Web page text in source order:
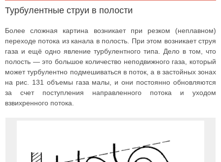
Турбулентные струи в полости
Более сложная картина возникает при резком (неплавном)
переходе потока из канала в полость. При этом возникает струя
газа и ещё одно явление турбулентного типа. Дело в том, что
полость — это большое количество неподвижного газа, который
может турбулентно подмешиваться в поток, а в застойных зонах
на рис. 131 объемы газа малы, и они постоянно обновляются
за счет поступления направленного потока и уходом
взвихренного потока.